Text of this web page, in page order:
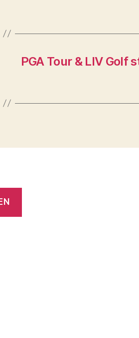
PGA Tour & LIV Golf